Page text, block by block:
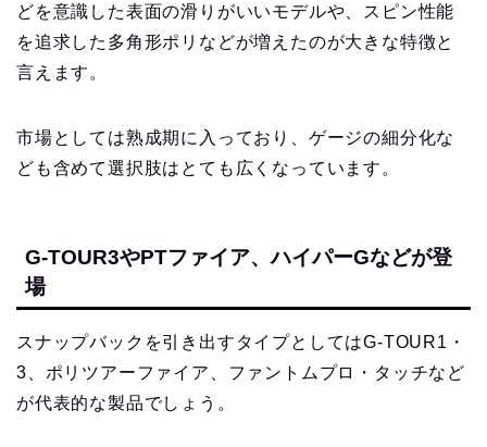
どを意識した表面の滑りがいいモデルや、スピン性能
を追求した多角形ポリなどが増えたのが大きな特徴と
言えます。
市場としては熟成期に入っており、ゲージの細分化な
ども含めて選択肢はとても広くなっています。
G-TOUR3やPTファイア、ハイパーGなどが登
場
スナップバックを引き出すタイプとしてはG-TOUR1・
3、ポリツアーファイア、ファントムプロ・タッチなど
が代表的な製品でしょう。